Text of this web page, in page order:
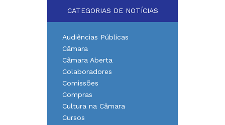
CATEGORIAS DE NOTÍCIAS
Audiências Públicas
Câmara
Câmara Aberta
Colaboradores
Comissões
Compras
Cultura na Câmara
Cursos